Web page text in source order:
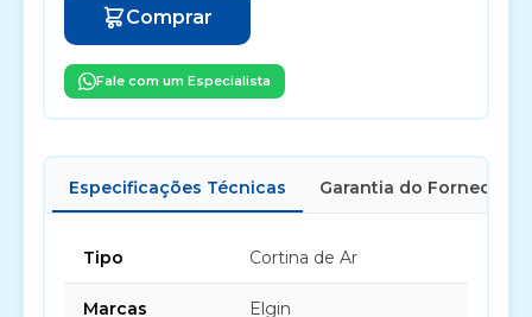
Comprar
Fale com um Especialista
Especificações Técnicas Garantia do Fornecedor
Tipo Cortina de Ar
Marcas Elgin